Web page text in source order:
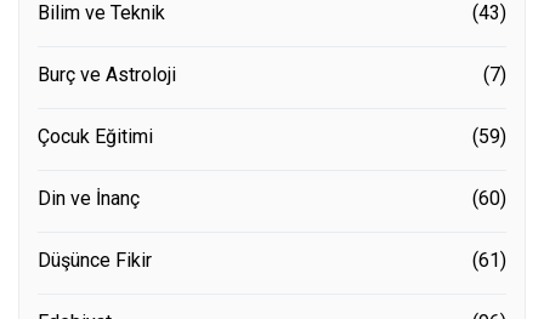
Bilim ve Teknik (43)
Burç ve Astroloji (7)
Çocuk Eğitimi (59)
Din ve İnanç (60)
Düşünce Fikir (61)